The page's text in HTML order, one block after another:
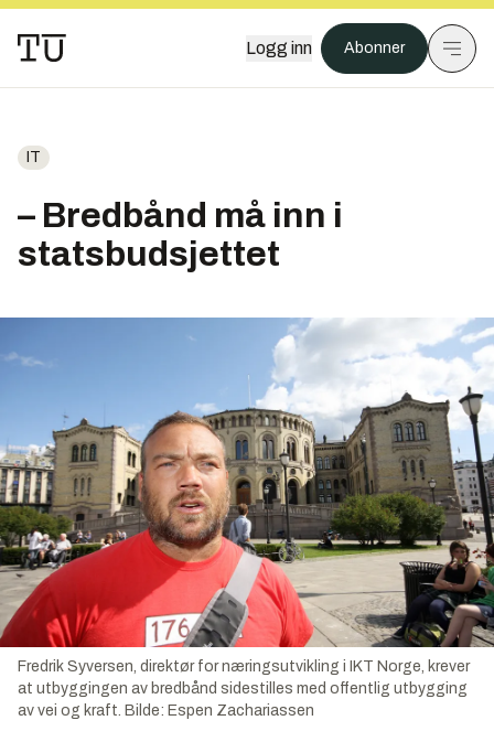
Logg inn Abonner
IT
– Bredbånd må inn i
statsbudsjettet
Fredrik Syversen, direktør for næringsutvikling i IKT Norge, krever
at utbyggingen av bredbånd sidestilles med offentlig utbygging
av vei og kraft. Bilde: Espen Zachariassen